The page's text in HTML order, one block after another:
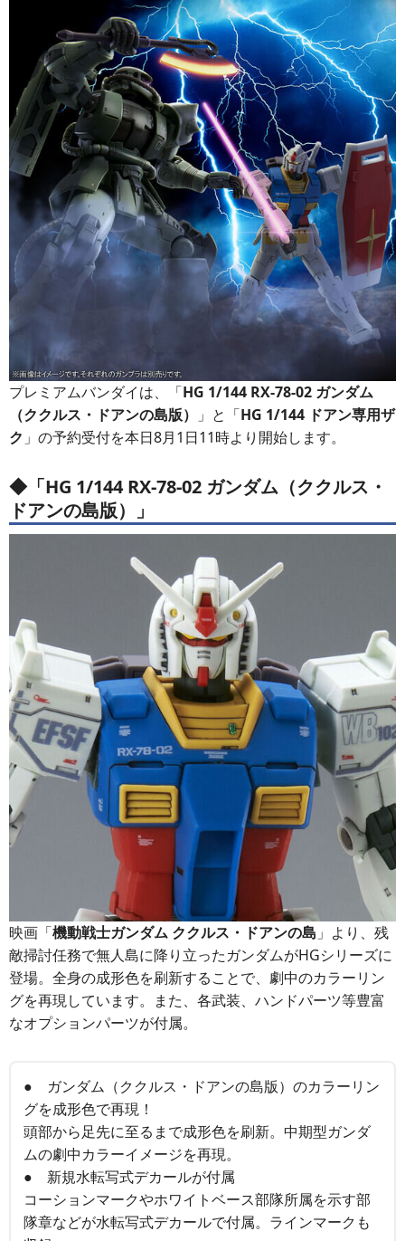
プレミアムバンダイは、「HG 1/144 RX-78-02 ガンダム
（ククルス・ドアンの島版）
」と「HG 1/144 ドアン専用ザ
ク 」の予約受付を本日8月1日11時より開始します。
◆「HG 1/144 RX-78-02 ガンダム（ククルス・
ドアンの島版）」
映画「機動戦士ガンダム ククルス・ドアンの島 」より、残
敵掃討任務で無人島に降り立ったガンダムがHGシリーズに
登場。全身の成形色を刷新することで、劇中のカラーリン
グを再現しています。また、各武装、ハンドパーツ等豊富
なオプションパーツが付属。
● ガンダム（ククルス・ドアンの島版）のカラーリン
グを成形色で再現！
頭部から足先に至るまで成形色を刷新。中期型ガンダ
ムの劇中カラーイメージを再現。
● 新規水転写式デカールが付属
コーションマークやホワイトベース部隊所属を示す部
隊章などが水転写式デカールで付属。ラインマークも